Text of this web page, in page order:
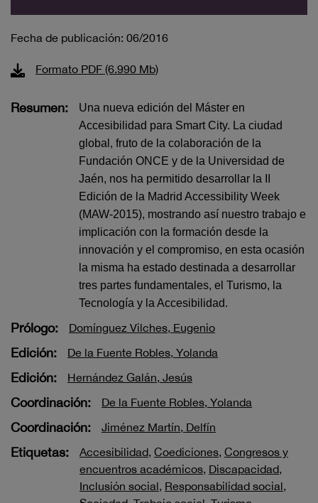
Fecha de publicación: 06/2016
Formato PDF (6.990 Mb)
Resumen:
Una nueva edición del Máster en
Accesibilidad para Smart City. La ciudad
global, fruto de la colaboración de la
Fundación ONCE y de la Universidad de
Jaén, nos ha permitido desarrollar la II
Edición de la Madrid Accessibility Week
(MAW-2015), mostrando así nuestro trabajo e
implicación con la formación desde la
innovación y el compromiso, en esta ocasión
la misma ha estado destinada a desarrollar
tres partes fundamentales, el Turismo, la
Tecnología y la Accesibilidad.
Prólogo: Domínguez Vilches, Eugenio
Edición: De la Fuente Robles, Yolanda
Edición: Hernández Galán, Jesús
Coordinación: De la Fuente Robles, Yolanda
Coordinación: Jiménez Martín, Delfín
Etiquetas: Accesibilidad, Coediciones, Congresos y
encuentros académicos, Discapacidad,
Inclusión social, Responsabilidad social,